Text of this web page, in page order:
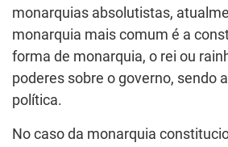
monarquias absolutistas,
monarquia mais comum é a
forma de monarquia, o rei ou
poderes sobre o governo, sendo
política.
No caso da monarquia